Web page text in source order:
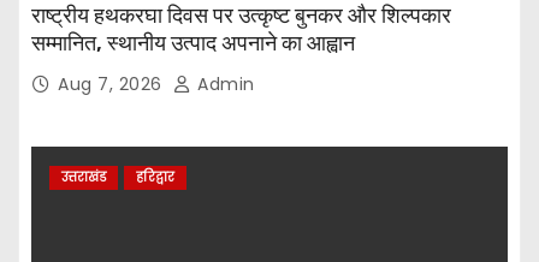
राष्ट्रीय हथकरघा दिवस पर उत्कृष्ट बुनकर और शिल्पकार
सम्मानित, स्थानीय उत्पाद अपनाने का आह्वान
Aug 7, 2026 Admin
उत्तराखंड हरिद्वार